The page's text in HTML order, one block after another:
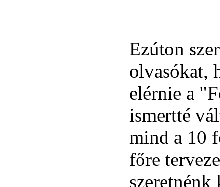
Ezúton
olvasókat,
elérnie a
ismertté
mind a 10
főre
szeretnénk